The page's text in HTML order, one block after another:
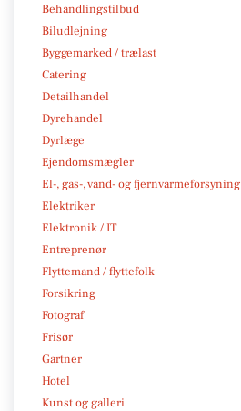
Behandlingstilbud
Biludlejning
Byggemarked / trælast
Catering
Detailhandel
Dyrehandel
Dyrlæge
Ejendomsmægler
El-, gas-, vand- og fjernvarmeforsyning
Elektriker
Elektronik / IT
Entreprenør
Flyttemand / flyttefolk
Forsikring
Fotograf
Frisør
Gartner
Hotel
Kunst og galleri